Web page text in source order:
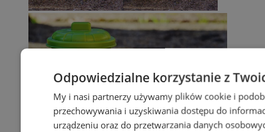
Odpowiedzialne korzystanie z
My i nasi partnerzy używamy plików cookie i
przechowywania i uzyskiwania dostępu do
urządzeniu oraz do przetwarzania danych